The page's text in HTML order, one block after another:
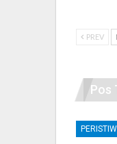
PREV
Pos